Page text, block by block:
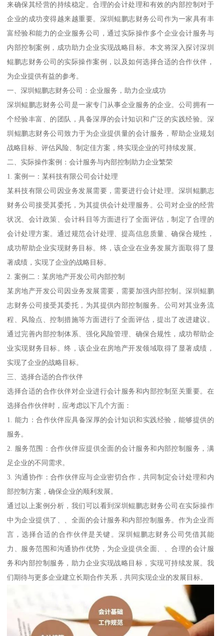
来确保其经营的持续稳定。合理的会计处理和有效的内部控制对于
企业的成功变得越来越重要。深圳鲲鹏志财务公司作为一家具有丰
富经验和能力的企业服务公司，通过实际操作多个企业会计服务与
内部控制案例，成功助力企业实现战略目标。本文将深入探讨深圳
鲲鹏志财务公司的实际操作案例，以及如何选择合适的合作伙伴，
为企业提供有益的参考。
一、深圳鲲鹏志财务公司：企业服务，助力企业成功
深圳鲲鹏志财务公司是一家专门从事企业服务的企业。公司拥有一
个经验丰富、的团队，具备深厚的会计知识和广泛的实践经验。深
圳鲲鹏志财务公司致力于为企业提供量的会计服务，帮助企业规划
战略目标、评估风险、制定佳方案，终实现企业的可持续发展。
二、实际操作案例：会计服务与内部控制助力企业繁荣
1. 案例一：某科技有限公司会计处理
某科技有限公司因业务发展需要，需要进行会计处理。深圳鲲鹏志
财务公司接受其委托，为其提供会计处理服务。公司对企业的经营
状况、会计政策、会计科目等方面进行了全面评估，制定了合理的
会计处理方案。通过规范会计处理、提高信息质量、确保合规性，
成功帮助企业实现财务目标。终，该企业在业务发展方面取得了显
著成绩，实现了企业的战略目标。
2. 案例二：某房地产开发公司内部控制
某房地产开发公司因业务发展需要，需要加强内部控制。深圳鲲鹏
志财务公司接受其委托，为其提供内部控制服务。公司对其业务流
程、风险点、控制措施等方面进行了全面评估，提出了改进建议。
通过完善内部控制体系、强化风险管理、确保合规性，成功帮助企
业实现财务目标。终，该企业在房地产开发领域取得了显著成绩，
实现了企业的战略目标。
三、选择合适的合作伙伴
选择合适的合作伙伴对企业进行会计服务和内部控制至关重要。在
选择合作伙伴时，应考虑以下几个方面：
1. 能力：合作伙伴应具备深厚的会计知识和实践经验，能够提供的
服务。
2. 服务范围：合作伙伴应提供全面的会计服务和内部控制服务，满
足企业的不同需求。
3. 沟通协作：合作伙伴应与企业密切合作，共同制定会计处理和内
部控制方案，确保企业的顺利发展。
通过以上案例分析，我们可以看到深圳鲲鹏志财务公司在实际操作
中为企业提供了、、全面的会计服务和内部控制服务。作为企业而
言，选择合适的合作伙伴是关键。深圳鲲鹏志财务公司凭借其能
力、服务范围和沟通协作优势，为企业提供全面、、合理的会计服
务和内部控制服务，助力企业实现战略目标，实现可持续发展。我
们期待与更多企业建立长期合作关系，共同实现企业的发展目标。